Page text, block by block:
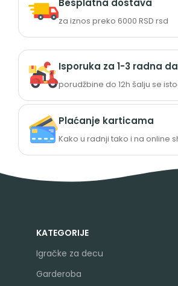
Besplatna dostava
za iznos preko 6000 RSD rsd
Isporuka za 1-3 radna
porudžbine do 12h šalju se
Plaćanje karticama
Kako u radnji tako i na online
KATEGORIJE
Igračke za decu
Garderoba